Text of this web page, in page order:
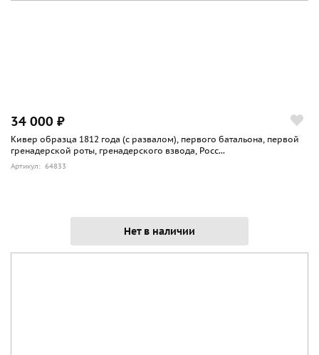
34 000 ₽
Кивер образца 1812 года (с развалом), первого батальона, первой
гренадерской роты, гренадерского взвода, Росс...
Артикул: 64833
Нет в наличии